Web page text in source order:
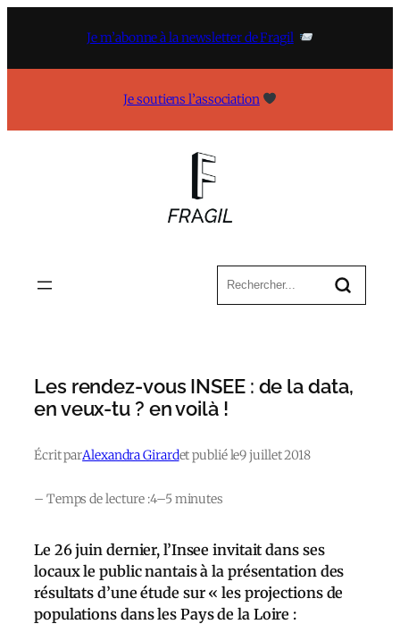
Je m’abonne à la newsletter de Fragil
Je soutiens l’association
Les rendez-vous INSEE : de la data,
en veux-tu ? en voilà !
Écrit parAlexandra Girardet publié le9 juillet 2018
– Temps de lecture :4–5 minutes
Le 26 juin dernier, l’Insee invitait dans ses
locaux le public nantais à la présentation des
résultats d’une étude sur « les projections de
populations dans les Pays de la Loire :